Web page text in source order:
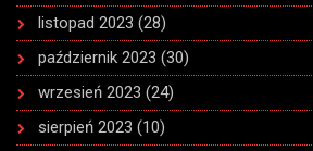
listopad 2023 (28)
październik 2023 (30)
wrzesień 2023 (24)
sierpień 2023 (10)